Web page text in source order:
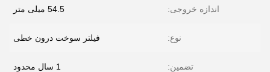
اندازه خروجی: 54.5 میلی متر
نوع: فیلتر سوخت درون خطی
تضمین: 1 سال محدود